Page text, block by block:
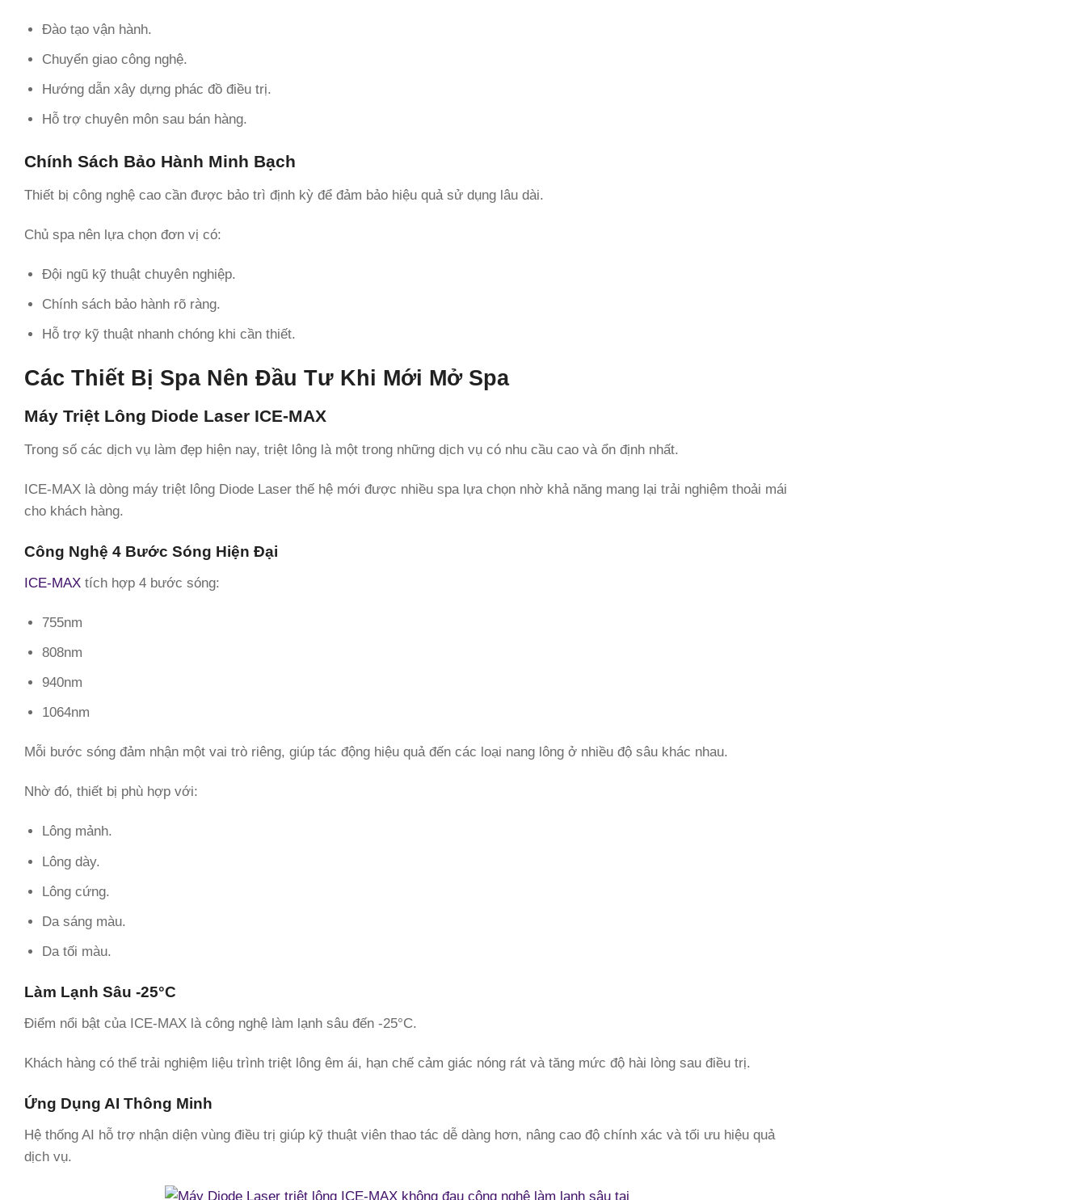
Đào tạo vận hành.
Chuyển giao công nghệ.
Hướng dẫn xây dựng phác đồ điều trị.
Hỗ trợ chuyên môn sau bán hàng.
Chính Sách Bảo Hành Minh Bạch
Thiết bị công nghệ cao cần được bảo trì định kỳ để đảm bảo hiệu quả sử dụng lâu dài.
Chủ spa nên lựa chọn đơn vị có:
Đội ngũ kỹ thuật chuyên nghiệp.
Chính sách bảo hành rõ ràng.
Hỗ trợ kỹ thuật nhanh chóng khi cần thiết.
Các Thiết Bị Spa Nên Đầu Tư Khi Mới Mở Spa
Máy Triệt Lông Diode Laser ICE-MAX
Trong số các dịch vụ làm đẹp hiện nay, triệt lông là một trong những dịch vụ có nhu cầu cao và ổn định nhất.
ICE-MAX là dòng máy triệt lông Diode Laser thế hệ mới được nhiều spa lựa chọn nhờ khả năng mang lại trải nghiệm thoải mái
cho khách hàng.
Công Nghệ 4 Bước Sóng Hiện Đại
ICE-MAX tích hợp 4 bước sóng:
755nm
808nm
940nm
1064nm
Mỗi bước sóng đảm nhận một vai trò riêng, giúp tác động hiệu quả đến các loại nang lông ở nhiều độ sâu khác nhau.
Nhờ đó, thiết bị phù hợp với:
Lông mảnh.
Lông dày.
Lông cứng.
Da sáng màu.
Da tối màu.
Làm Lạnh Sâu -25°C
Điểm nổi bật của ICE-MAX là công nghệ làm lạnh sâu đến -25°C.
Khách hàng có thể trải nghiệm liệu trình triệt lông êm ái, hạn chế cảm giác nóng rát và tăng mức độ hài lòng sau điều trị.
Ứng Dụng AI Thông Minh
Hệ thống AI hỗ trợ nhận diện vùng điều trị giúp kỹ thuật viên thao tác dễ dàng hơn, nâng cao độ chính xác và tối ưu hiệu quả
dịch vụ.